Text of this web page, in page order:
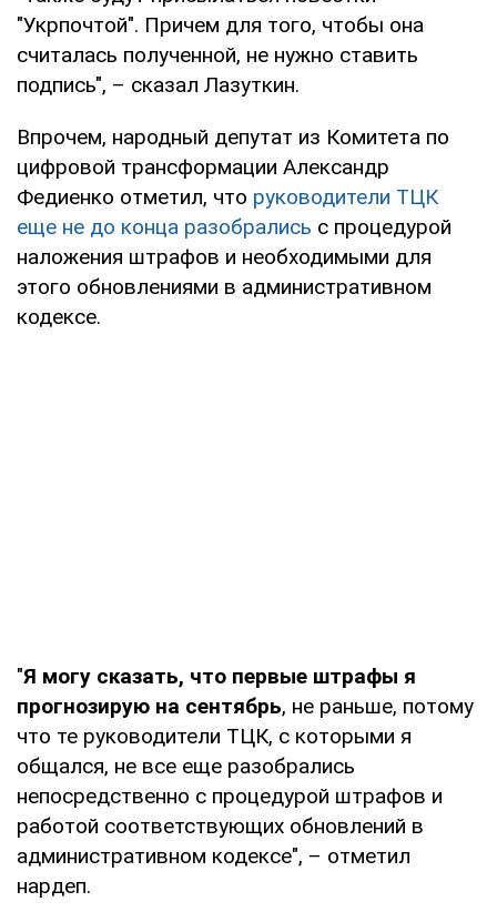
"Укрпочтой". Причем для того, чтобы она
считалась полученной, не нужно ставить
подпись", – сказал Лазуткин.
Впрочем, народный депутат из Комитета по
цифровой трансформации Александр
Федиенко отметил, что руководители ТЦК
еще не до конца разобрались с процедурой
наложения штрафов и необходимыми для
этого обновлениями в административном
кодексе.
"Я могу сказать, что первые штрафы я
прогнозирую на сентябрь, не раньше, потому
что те руководители ТЦК, с которыми я
общался, не все еще разобрались
непосредственно с процедурой штрафов и
работой соответствующих обновлений в
административном кодексе", – отметил
нардеп.